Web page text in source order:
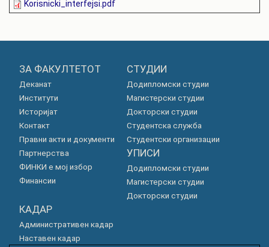
Korisnicki_interfejsi.pdf
ЗА ФАКУЛТЕТОТ
Деканат
Институти
Историјат
Контакт
Правни акти и документи
Партнерства
ФИНКИ е мој избор
Финансии
СТУДИИ
Додипломски студии
Магистерски студии
Докторски студии
Студентска служба
Студентски организации
УПИСИ
Додипломски студии
Магистерски студии
Докторски студии
КАДАР
Административен кадар
Наставен кадар